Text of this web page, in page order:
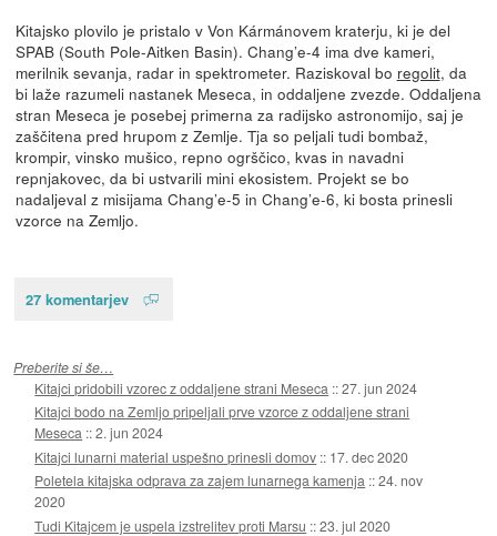
Kitajsko plovilo je pristalo v Von Kármánovem kraterju, ki je del
SPAB (South Pole-Aitken Basin). Chang’e-4 ima dve kameri,
merilnik sevanja, radar in spektrometer. Raziskoval bo regolit, da
bi laže razumeli nastanek Meseca, in oddaljene zvezde. Oddaljena
stran Meseca je posebej primerna za radijsko astronomijo, saj je
zaščitena pred hrupom z Zemlje. Tja so peljali tudi bombaž,
krompir, vinsko mušico, repno ogrščico, kvas in navadni
repnjakovec, da bi ustvarili mini ekosistem. Projekt se bo
nadaljeval z misijama Chang’e-5 in Chang’e-6, ki bosta prinesli
vzorce na Zemljo.
27 komentarjev
Preberite si še…
Kitajci pridobili vzorec z oddaljene strani Meseca ::27. jun 2024
Kitajci bodo na Zemljo pripeljali prve vzorce z oddaljene strani
Meseca ::2. jun 2024
Kitajci lunarni material uspešno prinesli domov :: 17. dec 2020
Poletela kitajska odprava za zajem lunarnega kamenja ::24. nov
2020
Tudi Kitajcem je uspela izstrelitev proti Marsu ::23. jul 2020